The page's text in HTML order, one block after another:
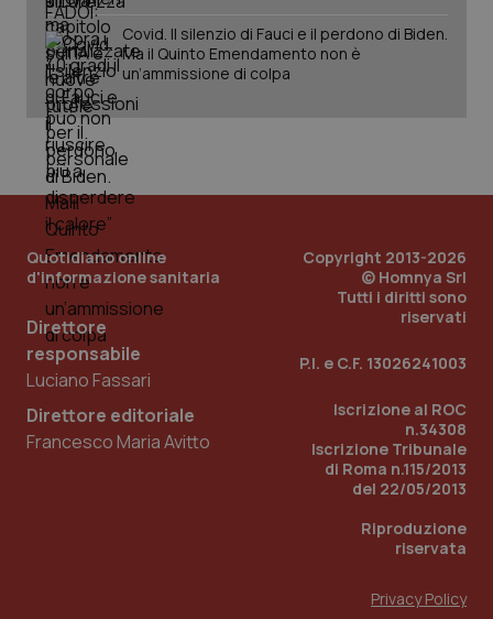
Covid. Il silenzio di Fauci e il perdono di Biden.
Ma il Quinto Emendamento non è
un’ammissione di colpa
Quotidiano online
d'informazione sanitaria
Direttore
responsabile
Luciano Fassari
Direttore editoriale
Francesco Maria Avitto
Copyright 2013-2026
© Homnya Srl
Tutti i diritti sono
riservati
P.I. e C.F. 13026241003
Iscrizione al ROC
n.34308
Iscrizione Tribunale
di Roma n.115/2013
del 22/05/2013
Riproduzione
riservata
Privacy Policy